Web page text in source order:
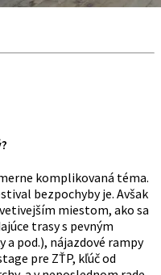
komplikovaná téma.
bezpochyby je. Avšak
miestom, ako sa
trasy s pevným
pod.), nájazdové rampy
pre ZŤP, kľúč od